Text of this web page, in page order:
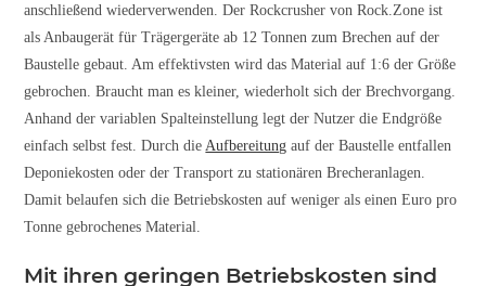
anschließend wiederverwenden. Der Rockcrusher von Rock.Zone ist
als Anbaugerät für Trägergeräte ab 12 Tonnen zum Brechen auf der
Baustelle gebaut. Am effektivsten wird das Material auf 1:6 der Größe
gebrochen. Braucht man es kleiner, wiederholt sich der Brechvorgang.
Anhand der variablen Spalteinstellung legt der Nutzer die Endgröße
einfach selbst fest. Durch die Aufbereitung auf der Baustelle entfallen
Deponiekosten oder der Transport zu stationären Brecheranlagen.
Damit belaufen sich die Betriebskosten auf weniger als einen Euro pro
Tonne gebrochenes Material.
Mit ihren geringen Betriebskosten sind